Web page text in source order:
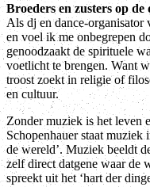
Broeders en zusters op de
Als dj en dance-organisator
en voel ik me onbegrepen
genoodzaakt de spirituele
voetlicht te brengen. Want
troost zoekt in religie of
en cultuur.
Zonder muziek is het leven
Schopenhauer staat muziek
de wereld’. Muziek beeldt
zelf direct datgene waar de
spreekt uit het ‘hart der